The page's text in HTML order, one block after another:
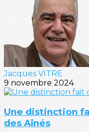
Jacques VITRE
9 novembre 2024
Une distinction
des Aînés